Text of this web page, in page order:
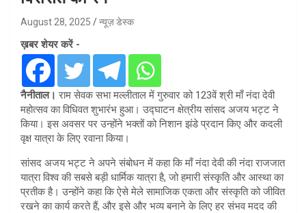
August 28, 2025 न्यूज़ डेस्क
ख़बर शेयर करें -
नैनीताल। राम सेवक सभा मल्लीताल में गुरुवार को 123वें श्री माँ नंदा देवी
महोत्सव का विधिवत शुभारंभ हुआ। उद्घाटन क्षेत्रीय सांसद अजय भट्ट ने
किया। इस अवसर पर उन्होंने भक्तों को निशान झंडे प्रदान किए और कदली
वृक्ष यात्रा के लिए रवाना किया।
सांसद अजय भट्ट ने अपने संबोधन में कहा कि माँ नंदा देवी की नंदा राजजात
यात्रा विश्व की सबसे बड़ी धार्मिक यात्रा है, जो हमारी संस्कृति और आस्था का
प्रतीक है। उन्होंने कहा कि ऐसे मेले सामाजिक एकता और संस्कृति को जीवित
रखने का कार्य करते हैं, और इसे और भव्य बनाने के लिए हर संभव मदद की